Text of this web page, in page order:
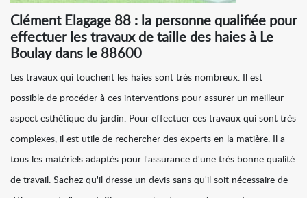
Clément Elagage 88 : la personne qualifiée pour
effectuer les travaux de taille des haies à Le
Boulay dans le 88600
Les travaux qui touchent les haies sont très nombreux. Il est
possible de procéder à ces interventions pour assurer un meilleur
aspect esthétique du jardin. Pour effectuer ces travaux qui sont très
complexes, il est utile de rechercher des experts en la matière. Il a
tous les matériels adaptés pour l'assurance d'une très bonne qualité
de travail. Sachez qu'il dresse un devis sans qu'il soit nécessaire de